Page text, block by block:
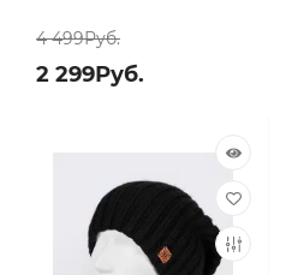
4 499Руб.
2 299Руб.